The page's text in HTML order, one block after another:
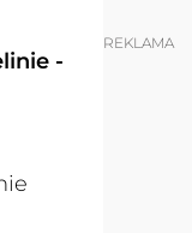
-
REKLAMA